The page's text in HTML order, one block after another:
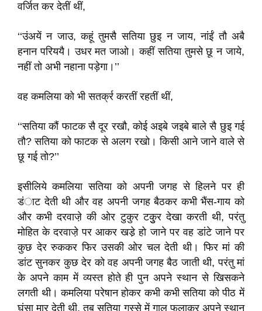
वर्जित कर देतीं थीं,
‘‘उंअयें न जाउ, कहूं तुमसै सतिया छुइ न जाय, नांईं तौ अबै
हनान परिययै। उधर मत जाओ। कहीं सतिया तुमसे छू न जाये,
नहीं तो अभी नहाना पड़ेगा।’’
वह कमलिया को भी सतर्क्र करतीं रहतीं थीं,
‘‘सतिया कौं फाटक सै दूर रखौ, कोई अइबे जइबे बाले सै छुइ गई
तौ? सतिया को फाटक से अलग रखो। किसी आने जाने वाले से
छू गई तो?’’
इसीलिये कमलिया सतिया को अपनी जगह से हिलने पर ही
डंाट देती थी और वह अपनी जगह बैठकर कभी भैंस-गाय को
और कभी दरवाजे़ की ओर टुकुर टकुुर देखा करती थी, परंतु
मोहित के दरवाजे़ पर आकर खडे़ हो जाने पर वह डांटे जाने पर
कुछ देर रुककर फिर उसकी ओर चल देती थी। फिर मां की
डांट सुनकर कुछ देर को वह अपनी जगह बैठ जाती थी, परंतु मां
के अपने काम में व्यस्त होते ही पुन अपने स्थान से खिसकने
लगती थी। कमलिया परेषान होकर कभी कभी सतिया को पीठ में
घूंसा मार देती थी, तब सतिया गुस्से में गाल फुलाकर अपने स्थान